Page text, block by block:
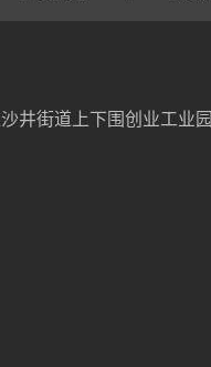
井街道上下围创业工业园